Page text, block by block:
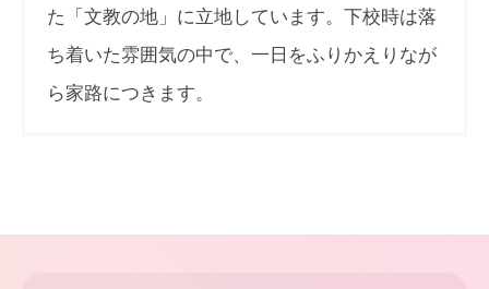
た「文教の地」に立地しています。下校時は落
ち着いた雰囲気の中で、一日をふりかえりなが
ら家路につきます。